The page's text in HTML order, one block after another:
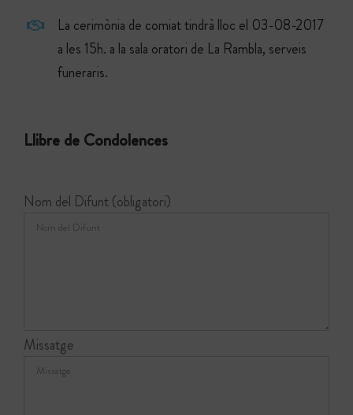
La cerimònia de comiat tindrà lloc el 03-08-2017
a les 15h. a la sala oratori de La Rambla, serveis
funeraris.
Llibre de Condolences
Nom del Difunt (obligatori)
Missatge